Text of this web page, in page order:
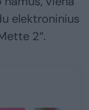
elektroninius
2“.